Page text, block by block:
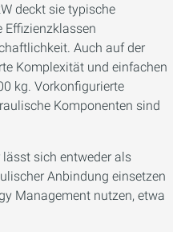
deckt sie typische
Auch auf der
Komplexität und einfachen
kg. Vorkonfigurierte
Komponenten sind
lässt sich entweder als
Anbindung einsetzen
Management nutzen, etwa